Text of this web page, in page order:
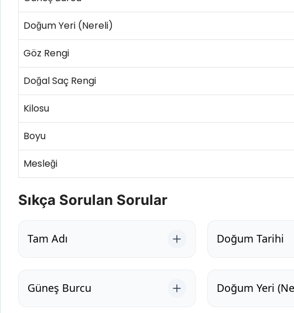
Doğum Yeri (Nereli)
Göz Rengi
Doğal Saç Rengi
Kilosu
Boyu
Mesleği
Sıkça Sorulan Sorular
Tam Adı Doğum Tarihi
Güneş Burcu Doğum Yeri